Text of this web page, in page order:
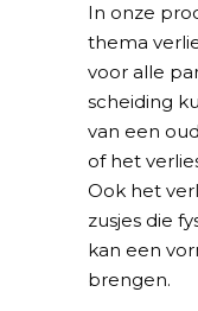
In onze
thema
voor alle
scheiding
van een
of het
Ook het
zusjes die
kan een
brengen.